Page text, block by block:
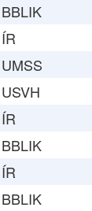
BBLIK
ÍR
UMSS
USVH
ÍR
BBLIK
ÍR
BBLIK